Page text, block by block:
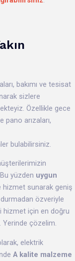
bakımı ve tesisat
sizlere
Özellikle gece
arızaları,
bulabilirsiniz.
yüzden uygun
hizmet sunarak geniş
özveriyle
hizmet için en doğru
Yerinde çözelim.
elektrik
A kalite malzeme